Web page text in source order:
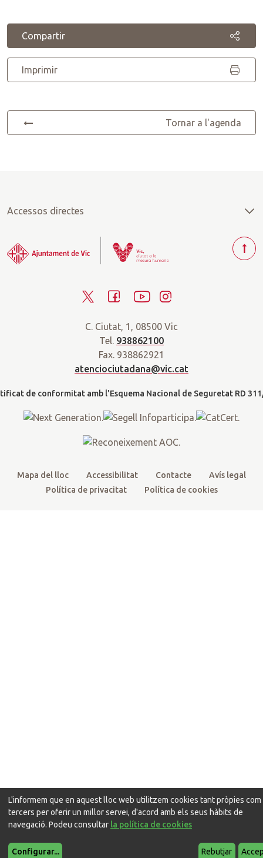
Compartir
Imprimir
Tornar a l'agenda
Accessos directes
i
t
t
c
e
b
o
k
Y
u
t
u
s
a
a
m
C. Ciutat, 1, 08500 Vic
Tel. 938862100
Fax. 938862921
atenciociutadana@vic.cat
Mapa del lloc Accessibilitat Contacte
Avís legal
Política de privacitat
Política de cookies
T
t
L'informem que en aquest lloc web utilitzem cookies tant pròpies com
tercers per oferir un millor servei, d'acord amb els seus hàbits de
navegació. Podeu consultar la política de cookies
Configurar... Rebutjar